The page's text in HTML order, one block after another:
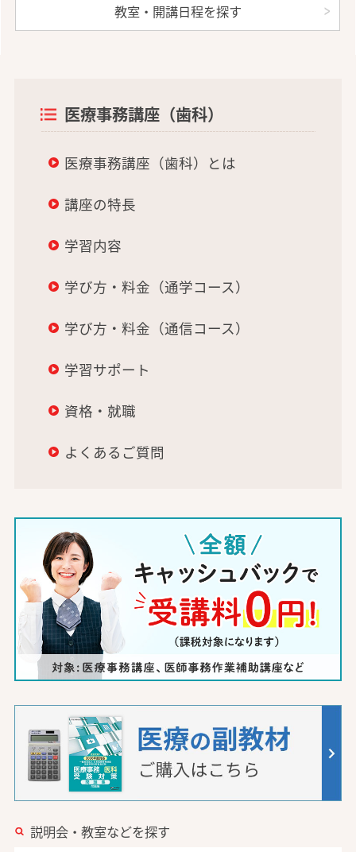
教室・開講日程を探す
医療事務講座（歯科）
医療事務講座（歯科）とは
講座の特長
学習内容
学び方・料金（通学コース）
学び方・料金（通信コース）
学習サポート
資格・就職
よくあるご質問
説明会・教室などを探す